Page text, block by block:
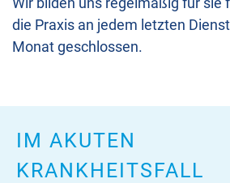
die Praxis an jedem letzten
Monat geschlossen.
IM AKUTEN
KRANKHEITSFALL